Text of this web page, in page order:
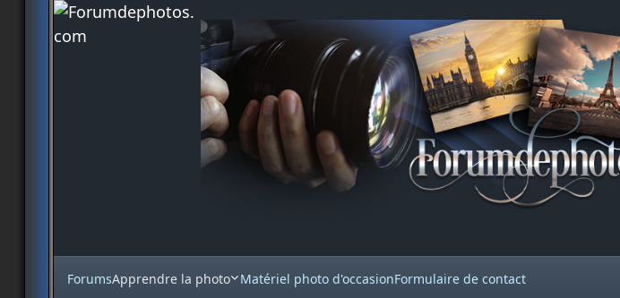
Aller au contenu
ForumsApprendre la photo Matériel photo d'occasionFormulaire de contact